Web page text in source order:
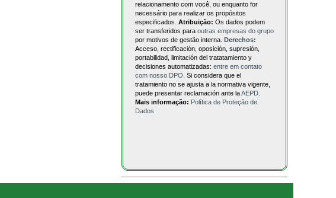
relacionamento com você, ou enquanto for
necessário para realizar os propósitos
especificados. Atribuição: Os dados podem
ser transferidos para outras empresas do grupo
por motivos de gestão interna. Derechos:
Acceso, rectificación, oposición, supresión,
portabilidad, limitación del tratatamiento y
decisiones automatizadas: entre em contato
com nosso DPO . Si considera que el
tratamiento no se ajusta a la normativa vigente,
puede presentar reclamación ante laAEPD
Mais informação: Política de Proteção de
Dados